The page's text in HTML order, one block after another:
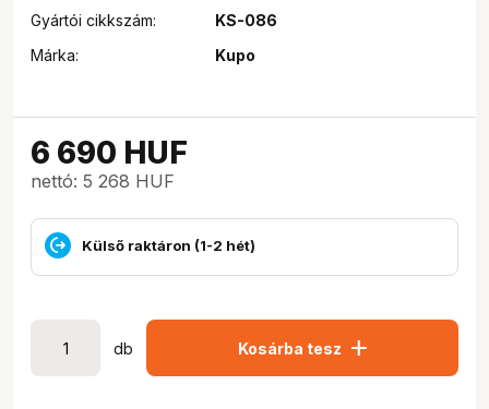
Gyártói cikkszám:
KS-086
Márka:
Kupo
6 690 HUF
nettó: 5 268 HUF
Külső raktáron (1-2 hét)
db Kosárba tesz add